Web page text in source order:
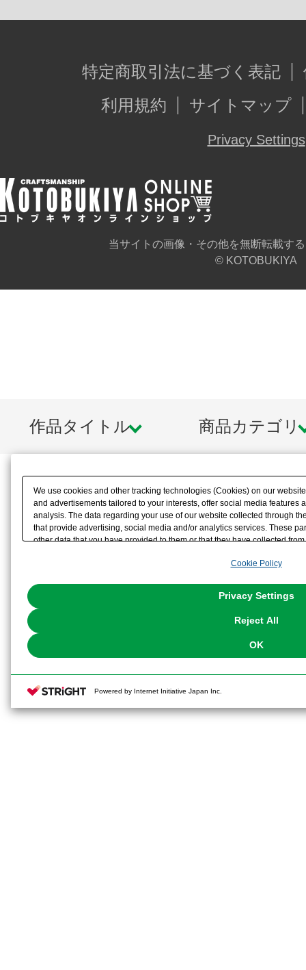
特定商取引法に基づく表記
利用規約
サイトマップ
Privacy Settings
当サイトの画像・その他を無断転載す
© KOTOBUKIYA
作品タイトル 商品カテゴリ
We use cookies and other tracking technologies (Cookies) on our
and advertisements tailored to your interests, offer social media features
analysis. The data regarding your use of our website collected through
that provide advertising, social media and/or analytics services. These
other data that you have provided to them or that they have collected
the use of all Cookies except for Strictly Necessary Cookies, please
Cookie Policy
Privacy Settings
Reject All
OK
Powered by Internet Initiative Japan Inc.